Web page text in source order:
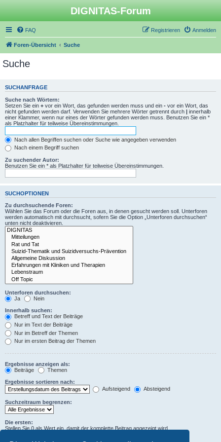
DIGNITAS-Forum
FAQ Anmelden
Registrieren
Foren-Übersicht Suche
Suche
SUCHANFRAGE
Suche nach Wörtern:
Setzen Sie ein + vor ein Wort, das gefunden werden muss und ein - vor ein Wort, das
nicht gefunden werden darf. Verwenden Sie mehrere Wörter getrennt durch | innerhalb
einer Klammer, wenn nur eines der Wörter gefunden werden muss. Benutzen Sie ein *
als Platzhalter für teilweise Übereinstimmungen.
Nach allen Begriffen suchen oder Suche wie angegeben verwenden
Nach einem Begriff suchen
Zu suchender Autor:
Benutzen Sie ein * als Platzhalter für teilweise Übereinstimmungen.
SUCHOPTIONEN
Zu durchsuchende Foren:
Wählen Sie das Forum oder die Foren aus, in denen gesucht werden soll. Unterforen
werden automatisch mit durchsucht, sofern Sie die Option „Unterforen durchsuchen“
unten nicht deaktivieren.
Unterforen durchsuchen:
Ja
Nein
Innerhalb suchen:
Betreff und Text der Beiträge
Nur im Text der Beiträge
Nur im Betreff der Themen
Nur im ersten Beitrag der Themen
Ergebnisse anzeigen als:
Beiträge
Themen
Ergebnisse sortieren nach:
Aufsteigend
Absteigend
Suchzeitraum begrenzen:
Die ersten:
Stellen Sie 0 als Wert ein, damit der komplette Beitrag angezeigt wird.